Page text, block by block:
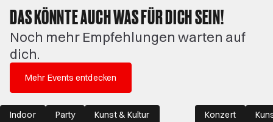
DAS KÖNNTE AUCH WAS FÜR DICH SEIN!
Noch mehr Empfehlungen warten auf
dich.
Mehr Events entdecken
Indoor Party Kunst & Kultur Konzert